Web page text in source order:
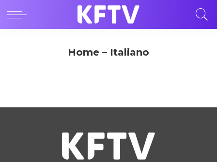
Home – Italiano